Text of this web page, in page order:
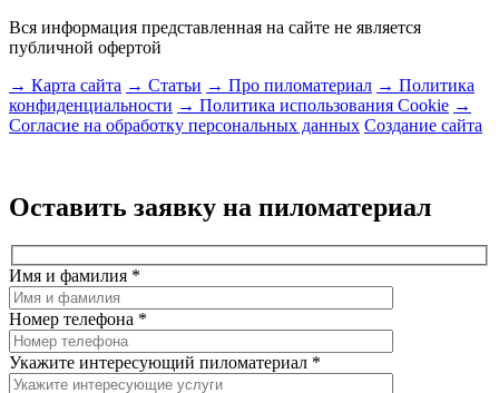
Вся информация представленная на сайте не является
публичной офертой
→ Карта сайта → Статьи → Про пиломатериал → Политика
конфиденциальности → Политика использования Cookie →
Согласие на обработку персональных данных Создание сайта
Оставить заявку на пиломатериал
Имя и фамилия *
Номер телефона *
Укажите интересующий пиломатериал *